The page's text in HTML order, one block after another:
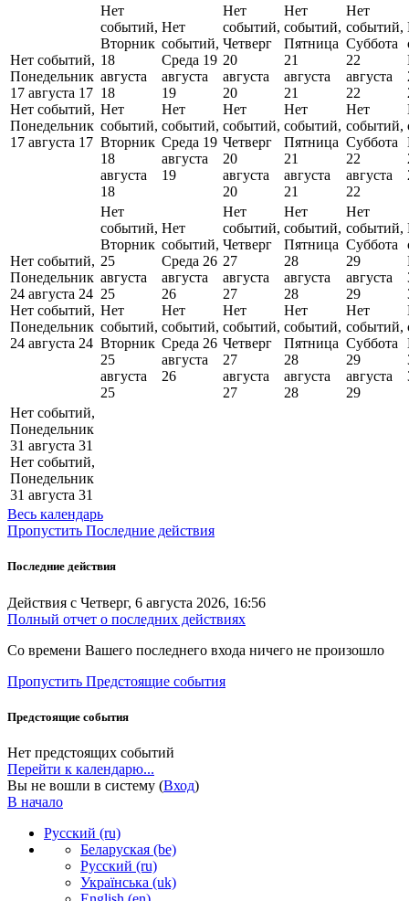
Нет событий,
Понедельник
17 августа 17
Нет событий,
Понедельник
17 августа 17
Нет
событий,
Вторник
18
августа
18
Нет
событий,
Вторник
18
августа
18
Нет
событий,
Среда 19
августа
19
Нет
событий,
Среда 19
августа
19
Нет
событий,
Четверг
20
августа
20
Нет
событий,
Четверг
20
августа
20
Нет
событий,
Пятница
21
августа
21
Нет
событий,
Пятница
21
августа
21
Нет
событий,
Суббота
22
августа
22
Нет
событий,
Суббота
22
августа
22
Нет событий,
Понедельник
24 августа 24
Нет событий,
Понедельник
24 августа 24
Нет
событий,
Вторник
25
августа
25
Нет
событий,
Вторник
25
августа
25
Нет
событий,
Среда 26
августа
26
Нет
событий,
Среда 26
августа
26
Нет
событий,
Четверг
27
августа
27
Нет
событий,
Четверг
27
августа
27
Нет
событий,
Пятница
28
августа
28
Нет
событий,
Пятница
28
августа
28
Нет
событий,
Суббота
29
августа
29
Нет
событий,
Суббота
29
августа
29
Нет событий,
Понедельник
31 августа 31
Нет событий,
Понедельник
31 августа 31
Весь календарь
Пропустить Последние действия
Последние действия
Действия с Четверг, 6 августа 2026, 16:56
Полный отчет о последних действиях
Со времени Вашего последнего входа ничего не произошло
Пропустить Предстоящие события
Предстоящие события
Нет предстоящих событий
Перейти к календарю...
Вы не вошли в систему (Вход)
В начало
Русский ‎(ru)‎
Беларуская ‎(be)‎
Русский ‎(ru)‎
Українська ‎(uk)‎